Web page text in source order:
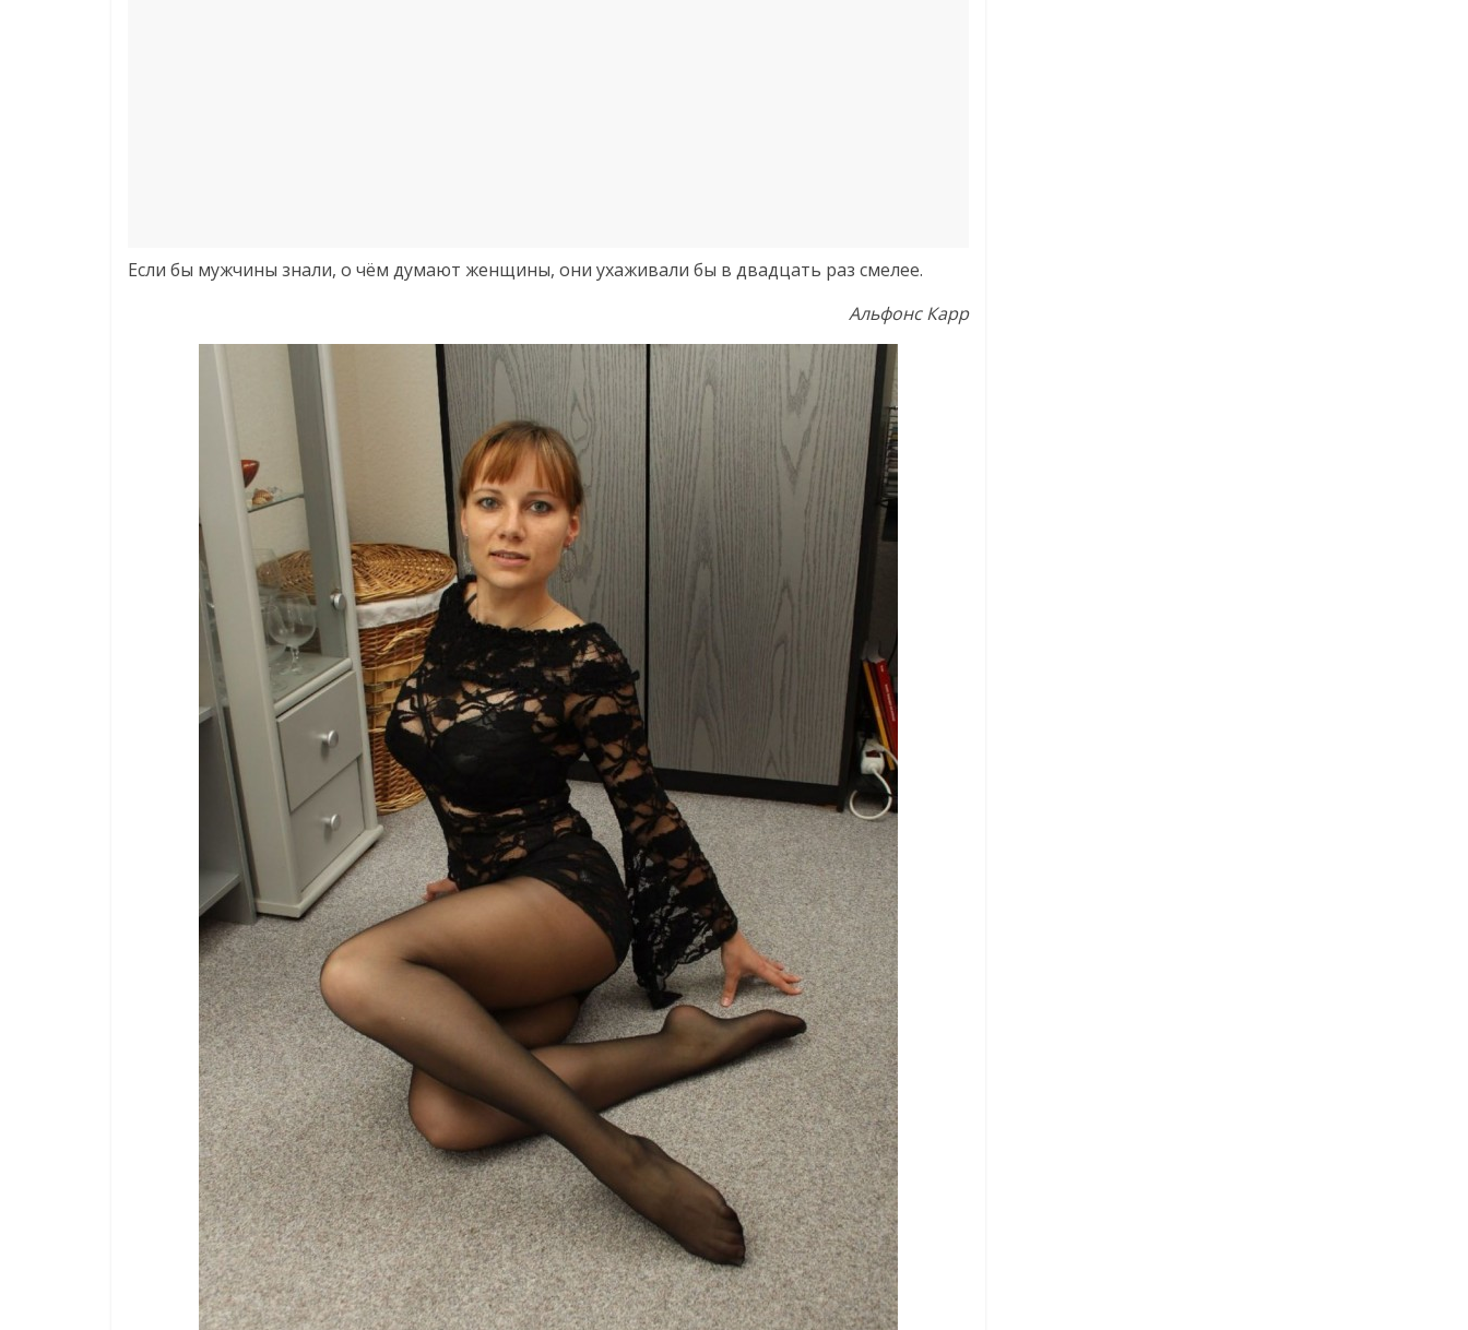
Если бы мужчины знали, о чём думают женщины, они ухаживали бы в двадцать раз смелее.
Альфонс Карр